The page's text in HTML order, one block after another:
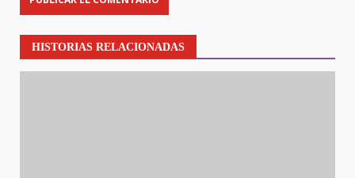
HISTORIAS RELACIONADAS